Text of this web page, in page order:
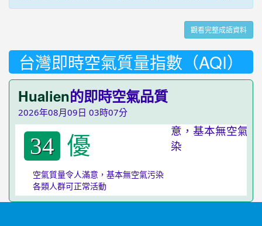
觀看完整成語資料
台灣即時空氣質量指數（AQI）
Hualien的即時空氣品質
2026年08月09日 03時07分
34 優
空氣質量令人滿意，基本無空氣污染
各類人群可正常活動